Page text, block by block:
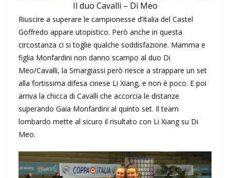
Il duo Cavalli – Di Meo
Riuscire a superare le campionesse d’Italia del Castel
Goffredo appare utopistico. Però anche in questa
circostanza ci si toglie qualche soddisfazione. Mamma e
figlia Monfardini non danno scampo al duo Di
Meo/Cavalli, la Smargiassi però riesce a strappare un set
alla fortissima difesa cinese Li Xiang, e non è poco. E poi
arriva la chicca di Cavalli che accorcia le distanze
superando Gaia Monfardini al quinto set. Il team
lombardo mette al sicuro il risultato con Li Xiang su Di
Meo.